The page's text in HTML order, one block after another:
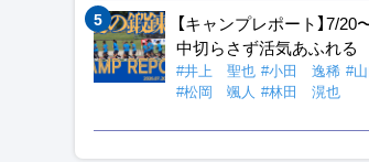
【キャンプレポート】7/
中切らさず活気あふれる
#井上 聖也 #小田 逸稀 #
#松岡 颯人 #林田 滉也